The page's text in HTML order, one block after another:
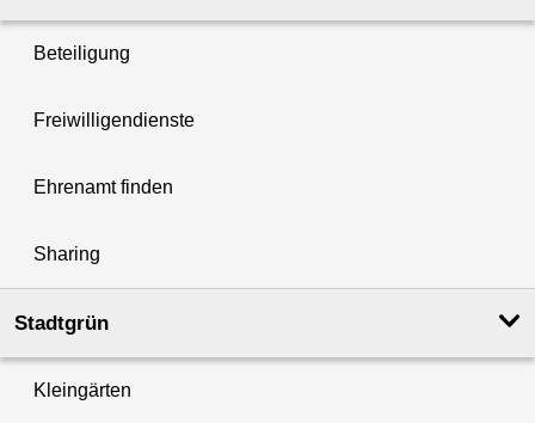
Beteiligung
Freiwilligendienste
Ehrenamt finden
Sharing
Stadtgrün
Kleingärten